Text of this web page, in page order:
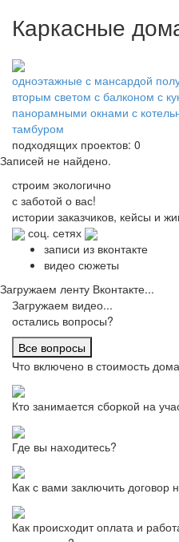
Каркасные
одноэтажные с мансардой
вторым светом с балконом с
панорамными окнами с
тамбуром
подходящих проектов: 0
Записей не найдено.
строим экологично
с заботой о вас!
истории заказчиков, кейсы и
соц. сетях
записи из вконтакте
видео сюжеты
Загружаем ленту Вконтакте...
Загружаем видео...
остались вопросы?
Все вопросы
Что включено в стоимость
Кто занимается сборкой на
Где вы находитесь?
Как с вами заключить договор
Как происходит оплата и